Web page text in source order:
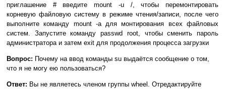
приглашение # введите mount -u /, чтобы перемонтировать
корневую файловую систему в режиме чтения/записи, после чего
выполните команду mount -a для монтирования всех файловых
систем. Запустите команду passwd root, чтобы сменить пароль
администратора и затем exit для продолжения процесса загрузки
Вопрос: Почему на ввод команды su выдаётся сообщение о том,
что я не могу ею пользоваться?
Ответ: Вы не являетесь членом группы wheel. Отредактируйте